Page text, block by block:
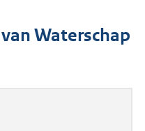
Waterschap